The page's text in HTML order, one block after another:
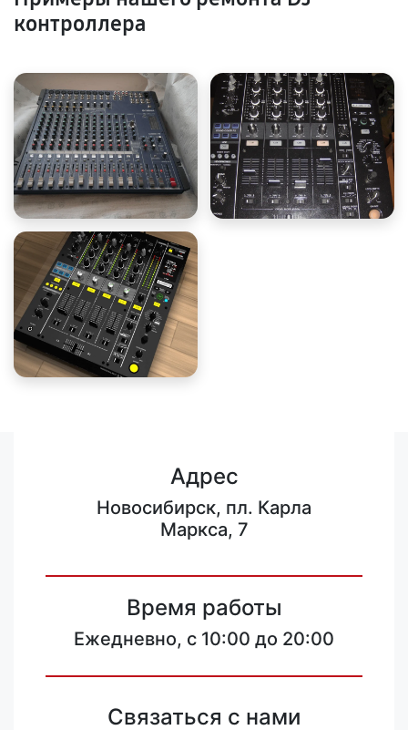
контроллера
Адрес
Новосибирск, пл. Карла
Маркса, 7
Время работы
Ежедневно, с 10:00 до 20:00
Связаться с нами